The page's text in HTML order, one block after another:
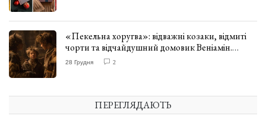
«Пекельна хоругва»: відважні козаки, відмиті
чорти та відчайдушний домовик Веніамін.
ВІДГУК
28 Грудня 2
ПЕРЕГЛЯДАЮТЬ